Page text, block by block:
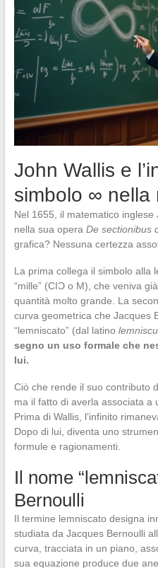
John Wallis e
simbolo ∞ nella
Nel 1655, il matematico
nella sua opera De sectionibus
grafica? Nessuna certezza
La prima collega il simbolo alla
“mille” (CIƆ o M), che veniva
quantità molto grande. La
curva geometrica che Jacques
“lemniscato” (dal latino
segno un uso formale che
lui.
Ciò che rende il suo contributo
ma il fatto di averla associata a
Prima di Wallis, l’infinito
Dopo di lui, diventa uno
formule e ragionamenti.
Il nome
Bernoulli
Il termine lemniscato designa
studiata da Jacques Bernoulli
curva, tracciata in un piano,
sua equazione produce due